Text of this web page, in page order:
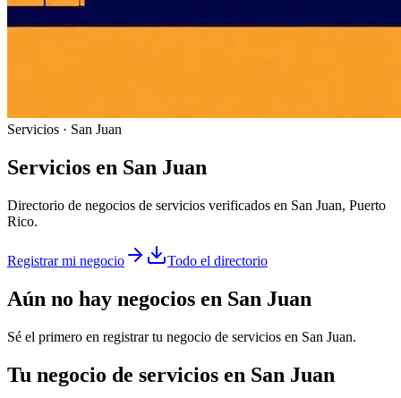
Servicios · San Juan
Servicios en San Juan
Directorio de negocios de servicios verificados en San Juan, Puerto
Rico.
Registrar mi negocio Todo el directorio
Aún no hay negocios en San Juan
Sé el primero en registrar tu negocio de servicios en San Juan.
Tu negocio de servicios en San Juan